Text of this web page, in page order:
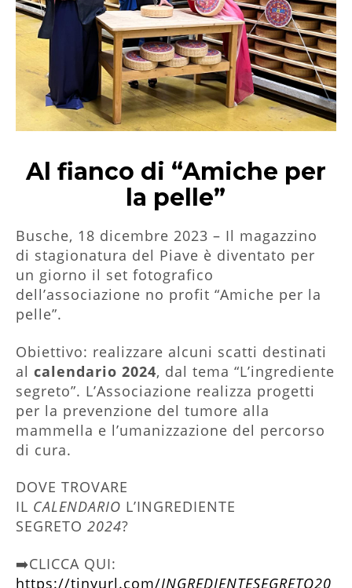
Al fianco di “Amiche per
la pelle”
Busche, 18 dicembre 2023 – Il magazzino
di stagionatura del Piave è diventato per
un giorno il set fotografico
dell’associazione no profit “Amiche per la
pelle”.
Obiettivo: realizzare alcuni scatti destinati
al calendario 2024, dal tema “L’ingrediente
segreto”. L’Associazione realizza progetti
per la prevenzione del tumore alla
mammella e l’umanizzazione del percorso
di cura.
DOVE TROVARE
IL CALENDARIO L’INGREDIENTE
SEGRETO 2024?
➡️CLICCA QUI:
https://tinyurl.com/INGREDIENTESEGRETO20